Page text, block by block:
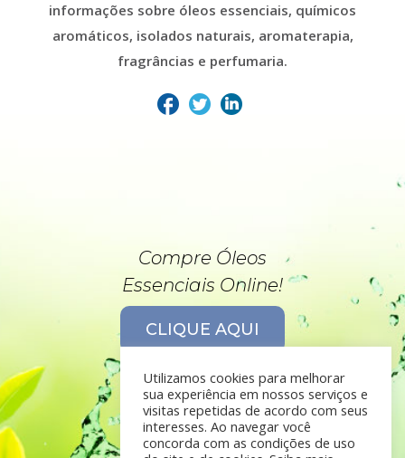
informações sobre óleos essenciais, químicos
aromáticos, isolados naturais, aromaterapia,
fragrâncias e perfumaria.
Compre Óleos
Essenciais Online!
CLIQUE AQUI
Utilizamos cookies para melhorar
sua experiência em nossos serviços e
visitas repetidas de acordo com seus
interesses. Ao navegar você
concorda com as condições de uso